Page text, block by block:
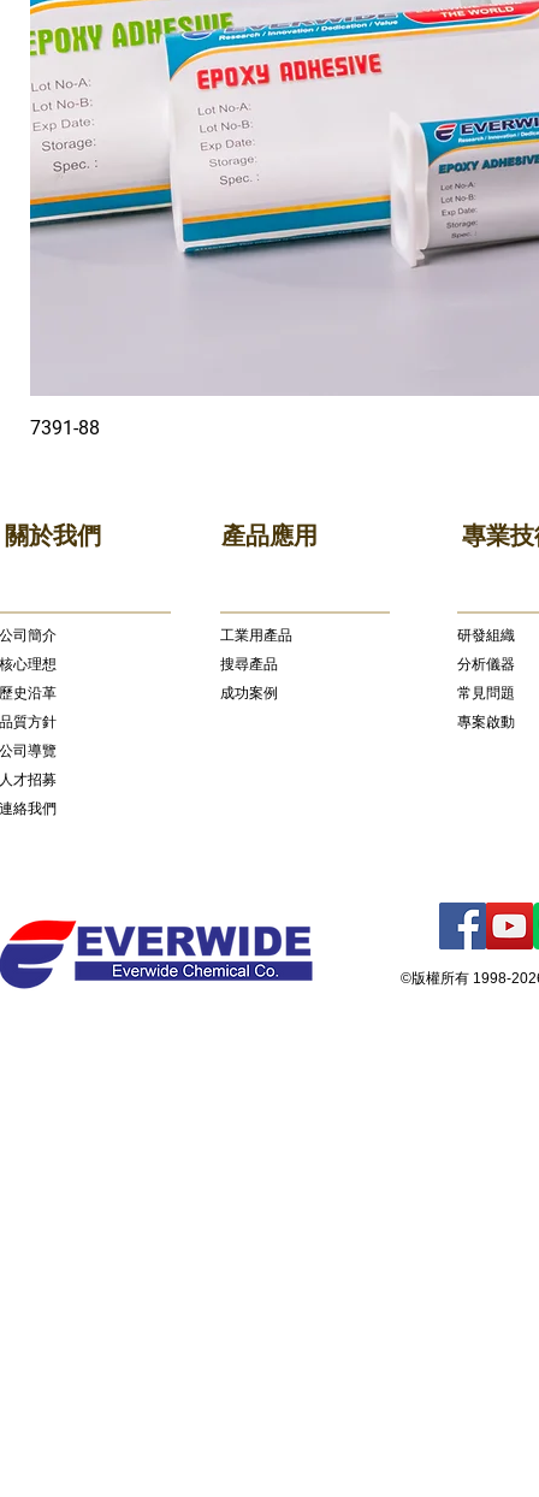
7391-88
關於我們 產品應用 專業
公司簡介
核心理想
歷史沿革
品質方針
公司導覽
人才招募
連絡我們
​工業用產品
搜尋產品
成功案例
研發組織
分析儀器
常見問題
專案啟動
©版權所有 1998-